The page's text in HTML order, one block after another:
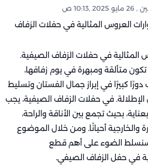
2025 ,10:13 ص
المثالية في حفلات الزفاف الصيفية.
متألقة ومبهرة في يوم زفافها،
كبيرًا في إبراز جمال الفستان وتسليط
في حفلات الزفاف الصيفية، يجب
بحيث تجمع بين الأناقة والراحة،
والخارجية أحيانًا. ومن خلال الموضوع
الضوء على أهم قطع
في حفل الزفاف الصيفي.